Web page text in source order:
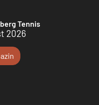
Tennis
2026